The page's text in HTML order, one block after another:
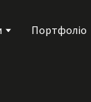
Портфоліо